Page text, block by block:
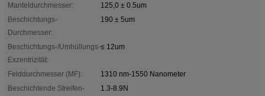
Manteldurchmesser:
125,0 ± 0.5um
Beschichtungs-
Durchmesser:
190 ± 5um
Beschichtungs-/Umhüllungs-
Exzentrizität:
≤ 12um
Felddurchmesser (MF):
1310 nm-1550 Nanometer
Beschichtende Streifen-
1.3-8.9N